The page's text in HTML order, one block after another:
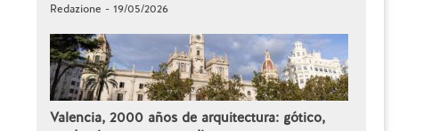
Redazione - 19/05/2026
Valencia, 2000 años de arquitectura: gótico,